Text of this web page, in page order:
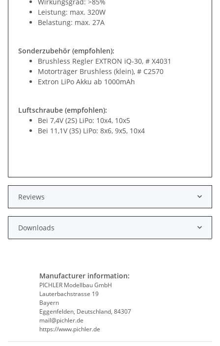
Leistung: max. 320W
Belastung: max. 27A
Sonderzubehör (empfohlen):
Brushless Regler EXTRON iQ-30, # X4031
Motorträger Brushless (klein), # C2570
Extron LiPo Akku ab 1000mAh
Luftschraube (empfohlen):
Bei 7,4V (2S) LiPo: 10x4, 10x5
Bei 11,1V (3S) LiPo: 8x6, 9x5, 10x4
Reviews
Downloads
Manufacturer information:
PICHLER Modellbau GmbH
Lauterbachstrasse 19
Bayern
Eggenfelden, Deutschland, 84307
mail@pichler.de
https://www.pichler.de